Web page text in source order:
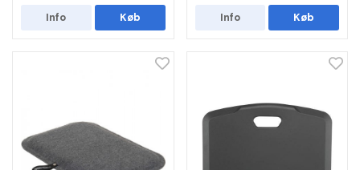
Info Køb Info Køb